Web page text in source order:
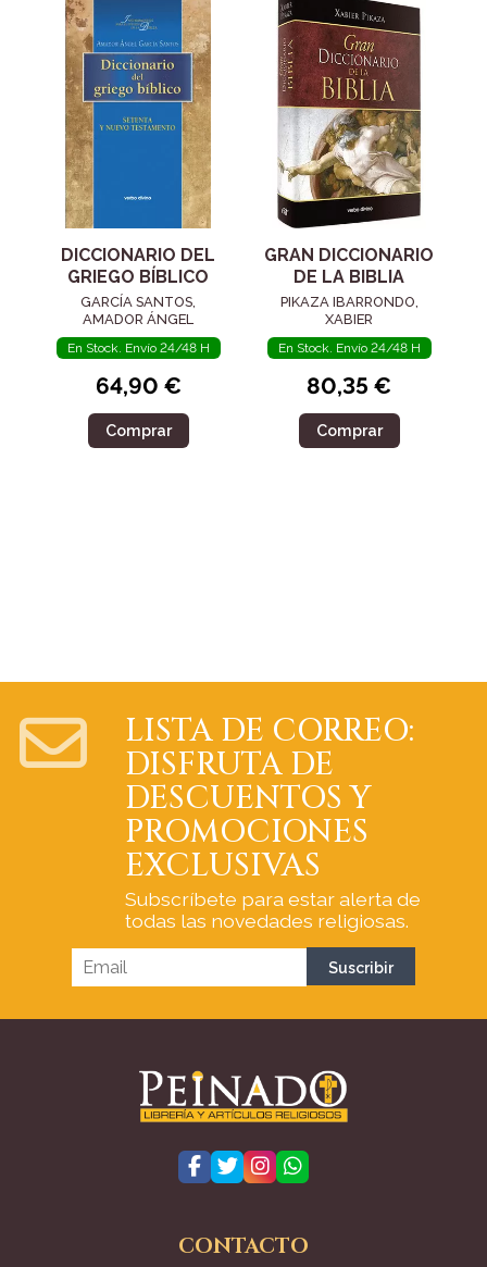
DICCIONARIO DEL
GRIEGO BÍBLICO
GARCÍA SANTOS,
AMADOR ÁNGEL
En Stock. Envío 24/48 H
64,90 €
Comprar
GRAN DICCIONARIO
DE LA BIBLIA
PIKAZA IBARRONDO,
XABIER
En Stock. Envío 24/48 H
80,35 €
Comprar
LISTA DE CORREO:
DISFRUTA DE
DESCUENTOS Y
PROMOCIONES
EXCLUSIVAS
Subscríbete para estar alerta de
todas las novedades religiosas.
CONTACTO